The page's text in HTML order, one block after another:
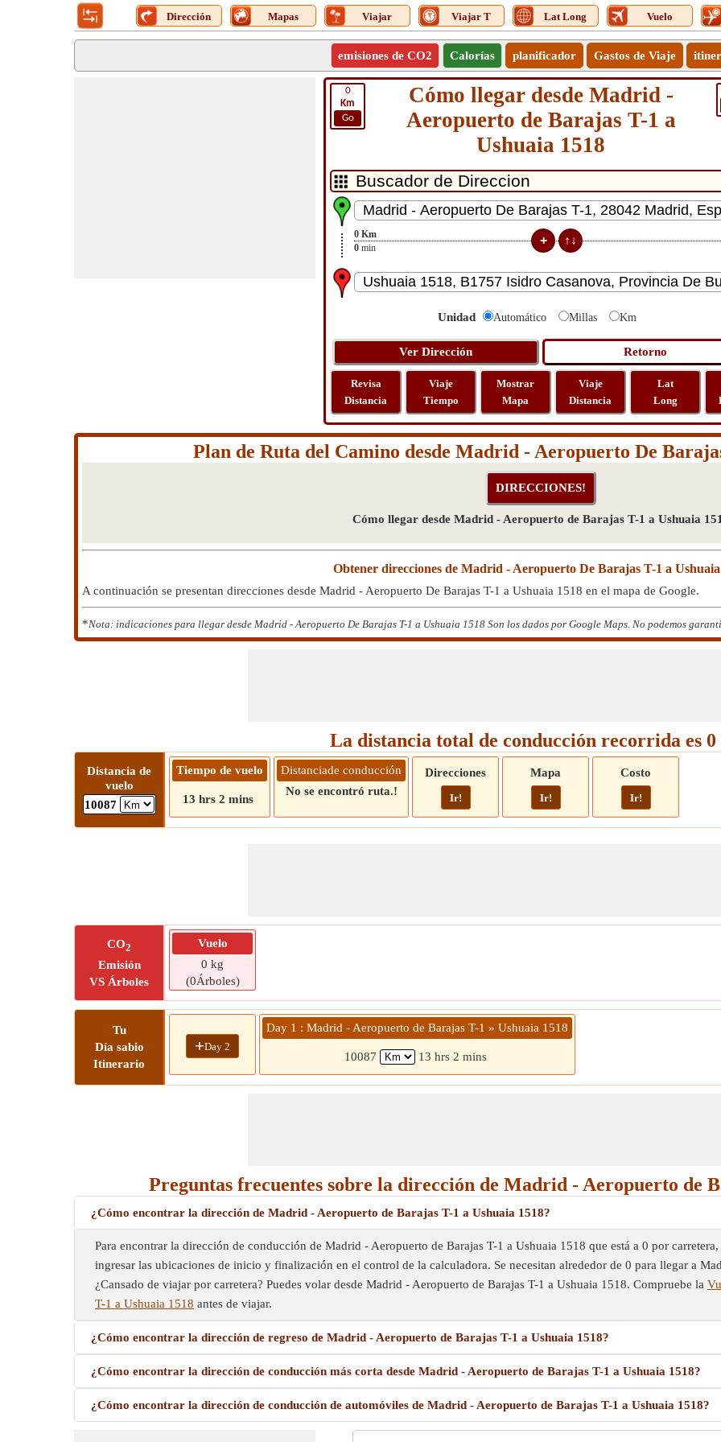
Dirección Mapas Viajar Viajar T Lat Long Vuelo
emisiones de CO2 Calorías planificador Gastos de Viaje
0
Km
Go
Cómo llegar desde Madrid -
Aeropuerto de Barajas T-1 a
Ushuaia 1518
0 Km
0 min
Unidad Automático Millas Km
Revisa
Distancia
Viaje
Tiempo
Mostrar
Mapa
Viaje
Distancia
Lat
Long
Plan de Ruta del Camino desde Madrid - Aeropuerto De
Cómo llegar desde Madrid - Aeropuerto de Barajas T-1 a Ushuaia
Obtener direcciones de Madrid - Aeropuerto De Barajas T-1 a Ushuaia
A continuación se presentan direcciones desde Madrid - Aeropuerto De Barajas T-1 a Ushuaia 1518 en el mapa de Google.
*Nota: indicaciones para llegar desde Madrid - Aeropuerto De Barajas T-1 a Ushuaia 1518 Son los dados por Google Maps. No podemos
La distancia total de conducción recorrida es
Distancia de
vuelo
10087
Tiempo de vuelo
13 hrs 2 mins
Distanciade conducción
No se encontró ruta.!
Direcciones
Ir!
Mapa
Ir!
Costo
Ir!
CO2
Emisión
VS Árboles
Vuelo
0 kg
(0Árboles)
Tu
Día sabio
Itinerario
+Day 2
Day 1 : Madrid - Aeropuerto de Barajas T-1 » Ushuaia 1518
10087 13 hrs 2 mins
Preguntas frecuentes sobre la dirección de Madrid - Aeropuerto de
¿Cómo encontrar la dirección de Madrid - Aeropuerto de Barajas T-1 a Ushuaia 1518?
Para encontrar la dirección de conducción de Madrid - Aeropuerto de Barajas T-1 a Ushuaia 1518 que está a 0 por
ingresar las ubicaciones de inicio y finalización en el control de la calculadora. Se necesitan alrededor de 0 para llegar a
¿Cansado de viajar por carretera? Puedes volar desde Madrid - Aeropuerto de Barajas T-1 a Ushuaia 1518. Compruebe la
T-1 a Ushuaia 1518 antes de viajar.
¿Cómo encontrar la dirección de regreso de Madrid - Aeropuerto de Barajas T-1 a Ushuaia 1518?
¿Cómo encontrar la dirección de conducción más corta desde Madrid - Aeropuerto de Barajas T-1 a Ushuaia 1518?
¿Cómo encontrar la dirección de conducción de automóviles de Madrid - Aeropuerto de Barajas T-1 a Ushuaia 1518?